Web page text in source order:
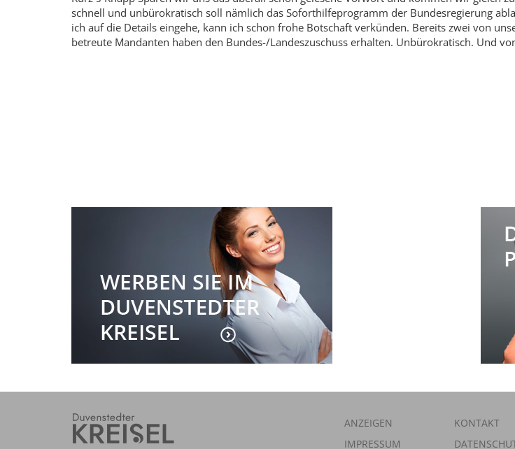
schnell und unbürokratisch soll nämlich das Soforthilfeprogramm der Bundesregierung
ich auf die Details eingehe, kann ich schon frohe Botschaft verkünden. Bereits zwei von
betreute Mandanten haben den Bundes-/Landeszuschuss erhalten. Unbürokratisch. Und
ANZEIGEN
KONTAKT
IMPRESSUM